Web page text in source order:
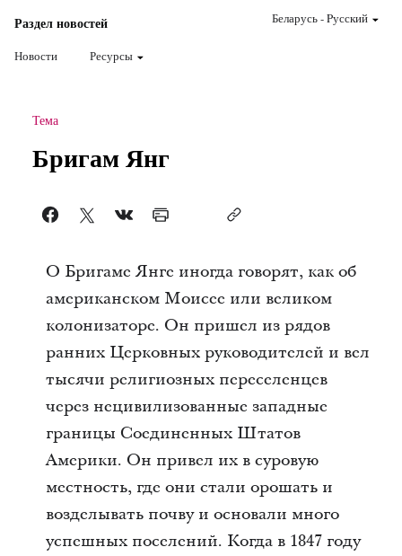
Раздел новостей
Новости Ресурсы
Беларусь-Pусский
Тема
Бригам Янг
О Бригаме Янге иногда говорят, как об
американском Моисее или великом
колонизаторе. Он пришел из рядов
ранних Церковных руководителей и вел
тысячи религиозных переселенцев
через нецивилизованные западные
границы Соединенных Штатов
Америки. Он привел их в суровую
местность, где они стали орошать и
возделывать почву и основали много
успешных поселений. Когда в 1847 году